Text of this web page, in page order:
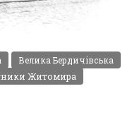
РОКУ
Житомира період
року
a comment
Велика Бердичівська
Житомира